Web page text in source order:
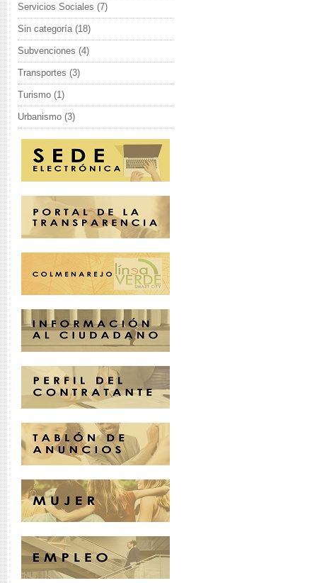
Servicios Sociales (7)
Sin categoría(18)
Subvenciones (4)
Transportes (3)
Turismo (1)
Urbanismo (3)